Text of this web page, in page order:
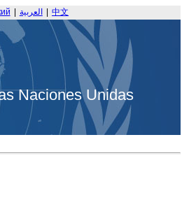
العربية 中文
Naciones Unidas